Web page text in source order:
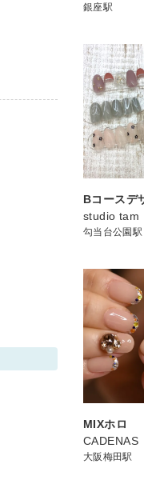
銀座駅
Bコースデ
studio tam
勾当台公園駅
MIXホロ
CADENAS
大阪梅田駅